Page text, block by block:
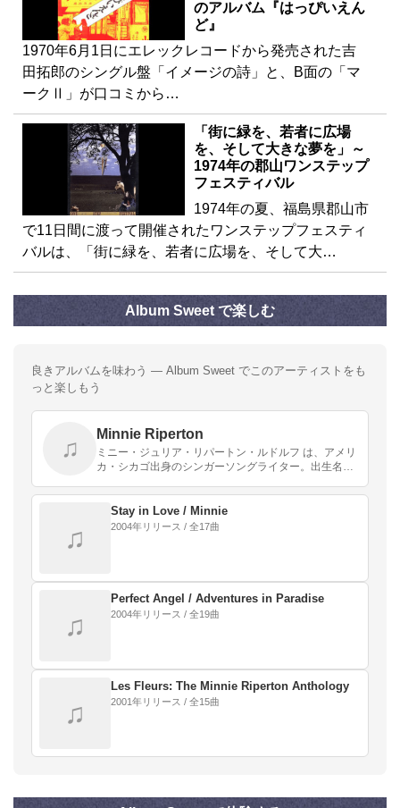
のアルバム『はっぴいえん
ど』
1970年6月1日にエレックレコードから発売された吉
田拓郎のシングル盤「イメージの詩」と、B面の「マ
ークⅡ」が口コミから…
「街に緑を、若者に広場
を、そして大きな夢を」～
1974年の郡山ワンステップ
フェスティバル
1974年の夏、福島県郡山市
で11日間に渡って開催されたワンステップフェスティ
バルは、「街に緑を、若者に広場を、そして大…
Album Sweet で楽しむ
良きアルバムを味わう — Album Sweet でこのアーティストをも
っと楽しもう
♫
Minnie Riperton
ミニー・ジュリア・リパートン・ルドルフ は、アメリ
カ・シカゴ出身のシンガーソングライター。出生名は
♫
Stay in Love / Minnie
2004年リリース / 全17曲
♫
Perfect Angel / Adventures in Paradise
2004年リリース / 全19曲
♫
Les Fleurs: The Minnie Riperton Anthology
2001年リリース / 全15曲